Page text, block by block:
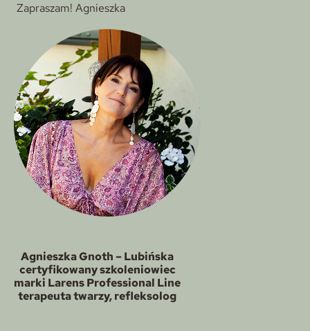
Zapraszam! Agnieszka
Agnieszka Gnoth – Lubińska
certyfikowany szkoleniowiec
marki Larens Professional Line
terapeuta twarzy, refleksolog